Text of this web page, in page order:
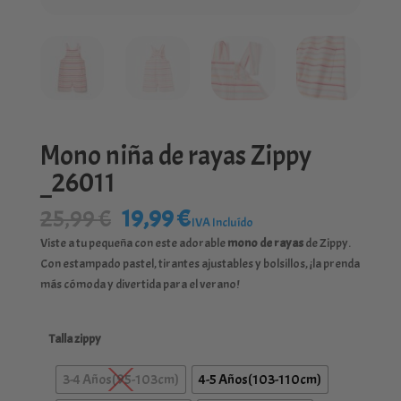
Mono niña de rayas Zippy
_26011
25,99€ El
precio
original
era:
25,99 €.
19,99€El
precio
actual
es:
IVA Incluído
Viste a tu pequeña con este adorablemono de rayasde Zippy.
Con estampado pastel, tirantes ajustables y bolsillos, ¡la prenda
más cómoda y divertida para el verano!
Talla zippy
3-4 Años(95-103cm) 4-5 Años(103-110cm)